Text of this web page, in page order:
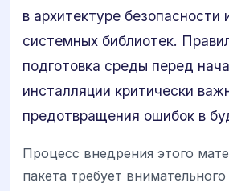
в архитектуре безопасности
системных библиотек.
подготовка среды перед
инсталляции критически
предотвращения ошибок в
Процесс внедрения этого
пакета требует